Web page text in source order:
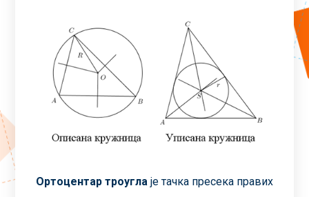
Ортоцентар троуглаје тачка пресека правих